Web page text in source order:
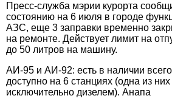
Пресс-служба мэрии курорта
состоянию на 6 июля в городе
АЗС, еще 3 заправки временно
на ремонте. Действует лимит на
до 50 литров на машину.
АИ-95 и АИ-92: есть в наличии
доступно на 6 станциях (одна из них
исключительно дизелем). Анапа